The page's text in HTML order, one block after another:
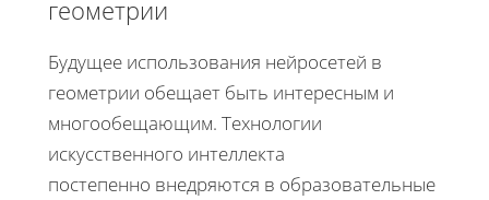
геометрии
Будущее использования нейросетей в
геометрии обещает быть интересным и
многообещающим. Технологии
искусственного интеллекта
постепенно внедряются в образовательные